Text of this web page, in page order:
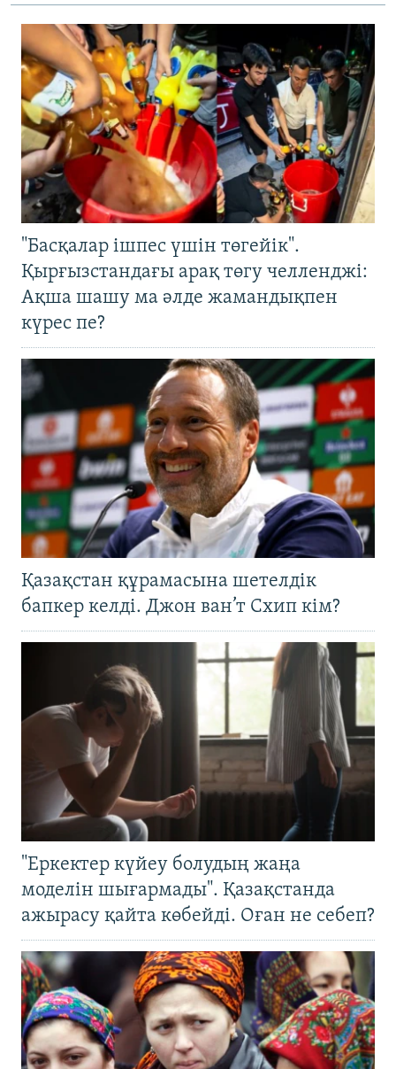
"Басқалар ішпес үшін төгейік".
Қырғызстандағы арақ төгу челленджі:
Ақша шашу ма әлде жамандықпен
күрес пе?
Қазақстан құрамасына шетелдік
бапкер келді. Джон ван’т Схип кім?
"Еркектер күйеу болудың жаңа
моделін шығармады". Қазақстанда
ажырасу қайта көбейді. Оған не себеп?